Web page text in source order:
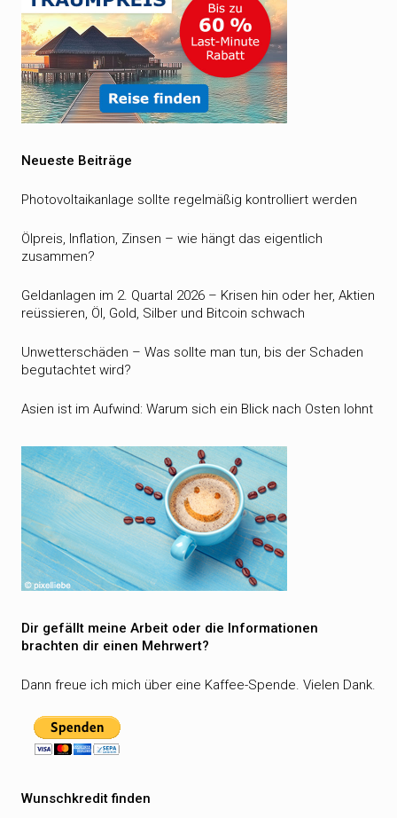
Neueste Beiträge
Photovoltaikanlage sollte regelmäßig kontrolliert werden
Ölpreis, Inflation, Zinsen – wie hängt das eigentlich
zusammen?
Geldanlagen im 2. Quartal 2026 – Krisen hin oder her, Aktien
reüssieren, Öl, Gold, Silber und Bitcoin schwach
Unwetterschäden – Was sollte man tun, bis der Schaden
begutachtet wird?
Asien ist im Aufwind: Warum sich ein Blick nach Osten lohnt
Dir gefällt meine Arbeit oder die Informationen
brachten dir einen Mehrwert?
Dann freue ich mich über eine Kaffee-Spende. Vielen Dank.
Wunschkredit finden